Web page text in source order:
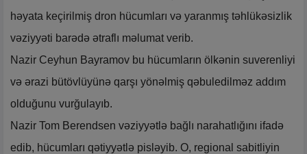
həyata keçirilmiş dron hücumları və yaranmış təhlükəsizlik
vəziyyəti barədə ətraflı məlumat verib.
Nazir Ceyhun Bayramov bu hücumların ölkənin suverenliyi
və ərazi bütövlüyünə qarşı yönəlmiş qəbuledilməz addım
olduğunu vurğulayıb.
Nazir Tom Berendsen vəziyyətlə bağlı narahatlığını ifadə
edib, hücumları qətiyyətlə pisləyib. O, regional sabitliyin